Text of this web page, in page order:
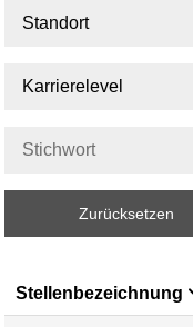
Standort
Karrierelevel
Zurücksetzen
Stellenbezeichnung